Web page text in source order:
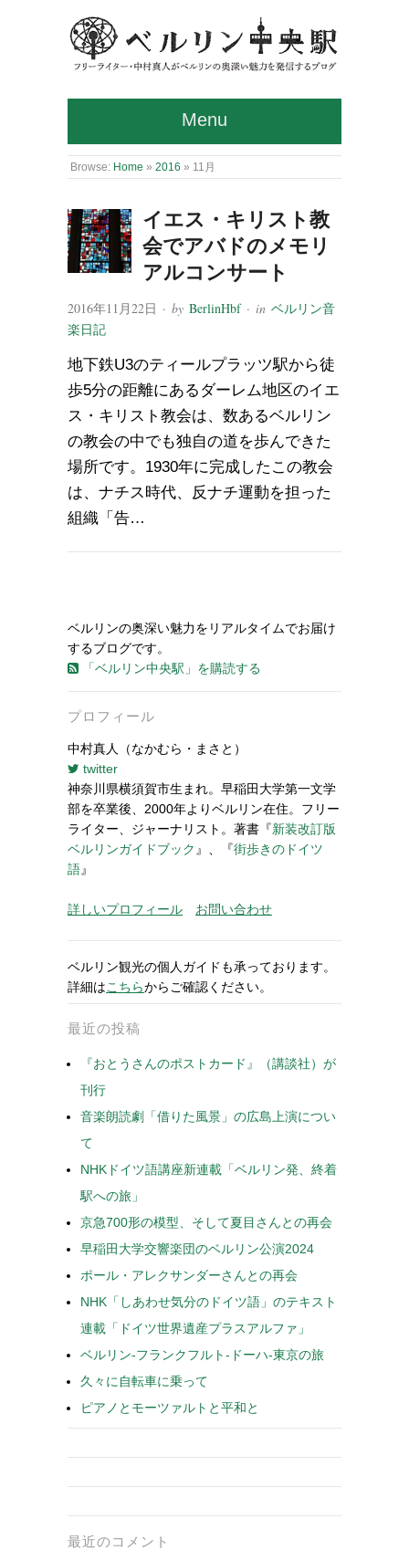
Menu
Browse: Home » 2016 » 11月
イエス・キリスト教
会でアバドのメモリ
アルコンサート
2016年11月22日 · by BerlinHbf· in ベルリン音
楽日記
地下鉄U3のティールプラッツ駅から徒
歩5分の距離にあるダーレム地区のイエ
ス・キリスト教会は、数あるベルリン
の教会の中でも独自の道を歩んできた
場所です。1930年に完成したこの教会
は、ナチス時代、反ナチ運動を担った
組織「告…
ベルリンの奥深い魅力をリアルタイムでお届け
するブログです。
「ベルリン中央駅」を購読する
プロフィール
中村真人（なかむら・まさと）
twitter
神奈川県横須賀市生まれ。早稲田大学第一文学
部を卒業後、2000年よりベルリン在住。フリー
ライター、ジャーナリスト。著書『新装改訂版
ベルリンガイドブック 』、『街歩きのドイツ
語』
詳しいプロフィール お問い合わせ
ベルリン観光の個人ガイドも承っております。
詳細はこちらからご確認ください。
最近の投稿
『おとうさんのポストカード』（講談社）が
刊行
音楽朗読劇「借りた風景」の広島上演につい
て
NHKドイツ語講座新連載「ベルリン発、終着
駅への旅」
京急700形の模型、そして夏目さんとの再会
早稲田大学交響楽団のベルリン公演2024
ポール・アレクサンダーさんとの再会
NHK「しあわせ気分のドイツ語」のテキスト
連載「ドイツ世界遺産プラスアルファ」
ベルリン-フランクフルト-ドーハ-東京の旅
久々に自転車に乗って
ピアノとモーツァルトと平和と
最近のコメント